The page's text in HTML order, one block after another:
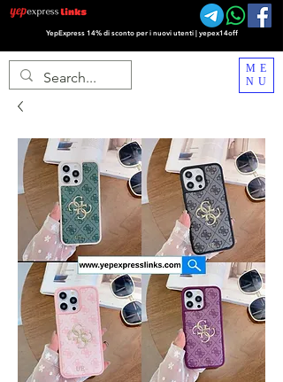
YepExpress 14% di sconto per i nuovi utenti | yepex14off
ME
NU